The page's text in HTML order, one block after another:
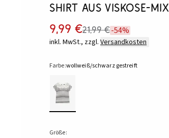
Shirt aus Viskose-Mix
9,99 €21,99 €-54%
inkl. MwSt., zzgl. Versandkosten
Farbe:wollweiß/schwarz gestreift
Größe: